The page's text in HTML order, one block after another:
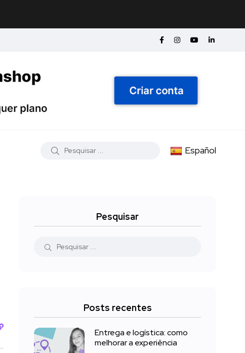
Español
Pesquisar
Posts recentes
Entrega e logística: como
melhorar a experiência